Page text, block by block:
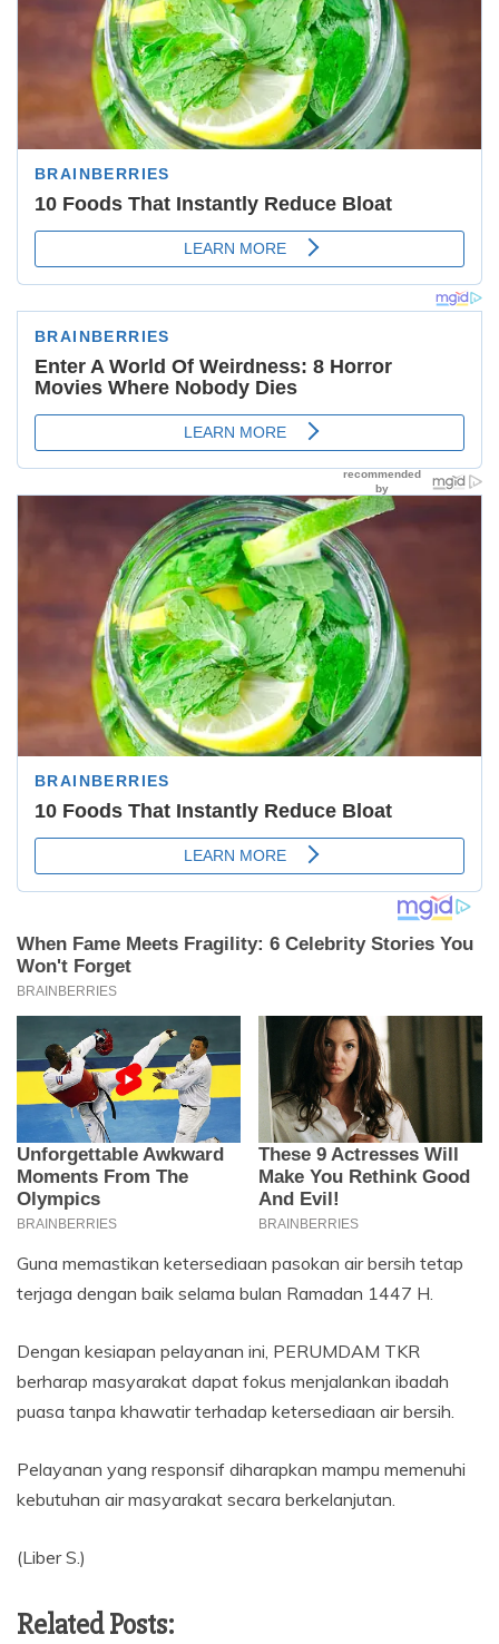
Guna memastikan ketersediaan pasokan air bersih tetap
terjaga dengan baik selama bulan Ramadan 1447 H.
Dengan kesiapan pelayanan ini, PERUMDAM TKR
berharap masyarakat dapat fokus menjalankan ibadah
puasa tanpa khawatir terhadap ketersediaan air bersih.
Pelayanan yang responsif diharapkan mampu memenuhi
kebutuhan air masyarakat secara berkelanjutan.
(Liber S.)
Related Posts: